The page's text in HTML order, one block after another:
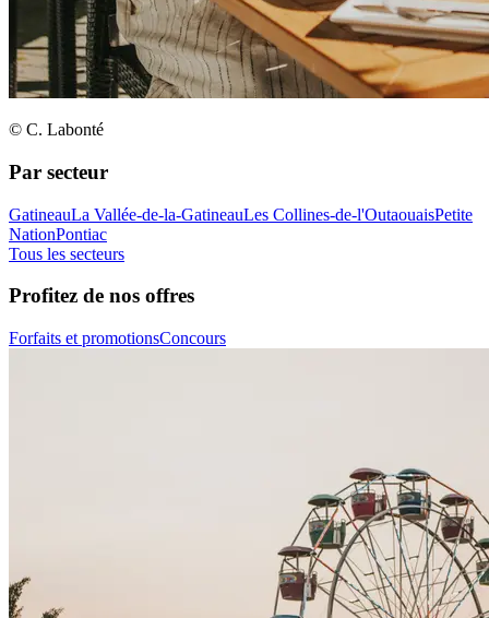
© C. Labonté
Par secteur
GatineauLa Vallée-de-la-GatineauLes Collines-de-l'OutaouaisPetite
NationPontiac
Tous les secteurs
Profitez de nos offres
Forfaits et promotionsConcours